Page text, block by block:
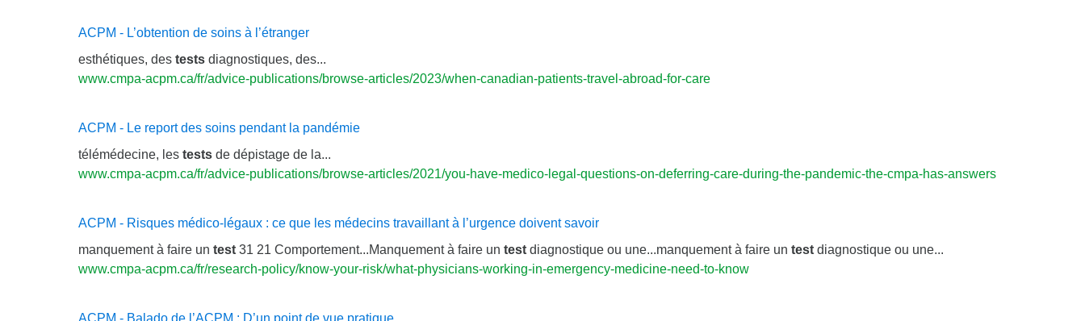
ACPM - L’obtention de soins à l’étranger
esthétiques, des tests diagnostiques, des...
www.cmpa-acpm.ca/fr/advice-publications/browse-articles/2023/when-canadian-patients-travel-abroad-for-care
ACPM - Le report des soins pendant la pandémie
télémédecine, les tests de dépistage de la...
www.cmpa-acpm.ca/fr/advice-publications/browse-articles/2021/you-have-medico-legal-questions-on-deferring-care-during-the-pandemic-the-cmpa-has-answers
ACPM - Risques médico-légaux : ce que les médecins travaillant à l’urgence doivent savoir
manquement à faire un test 31 21 Comportement...Manquement à faire un test diagnostique ou une...manquement à faire un test diagnostique ou une...
www.cmpa-acpm.ca/fr/research-policy/know-your-risk/what-physicians-working-in-emergency-medicine-need-to-know
ACPM - Balado de l’ACPM : D’un point de vue pratique